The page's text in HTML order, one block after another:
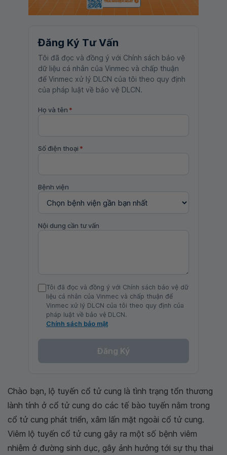
Đăng Ký Tư Vấn
Tôi đã đọc và đồng ý với Chính sách bảo vệ
dữ liệu cá nhân của Vinmec và chấp thuận
để Vinmec xử lý DLCN của tôi theo quy định
của pháp luật về bảo vệ DLCN.
Họ và tên *
Số điện thoại *
Bệnh viện
Nội dung cần tư vấn
Tôi đã đọc và đồng ý với Chính sách bảo vệ dữ
liệu cá nhân của Vinmec và chấp thuận để
Vinmec xử lý DLCN của tôi theo quy định của
pháp luật về bảo vệ DLCN.
Chính sách bảo mật
Đăng Ký
Chào bạn, lộ tuyến cổ tử cung là tình trạng tổn thương
lành tính ở cổ tử cung do các tế bào tuyến nằm trong
cổ tử cung phát triển, xâm lấn mặt ngoài cổ tử cung.
Viêm lộ tuyến cổ tử cung gây ra một số bệnh viêm
nhiễm ở đường sinh dục, gây ảnh hưởng tới sự thụ thai